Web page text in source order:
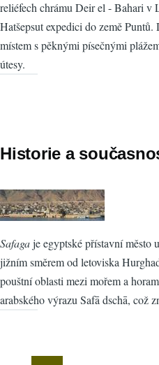
reliéfech chrámu Deir el - Bahari v
Hatšepsut expedici do země
místem s pěknými písečnými
útesy.
Historie a
Safagaje egyptské přístavní město u
jižním směrem od letoviska
pouštní oblasti mezi mořem a
arabského výrazu Safā dschā, což